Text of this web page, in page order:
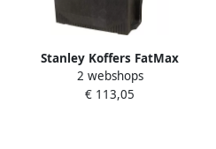
Stanley Koffers FatMax
Gereedschapswagen
Cantilever 1-94-210
2 webshops
€ 113,05